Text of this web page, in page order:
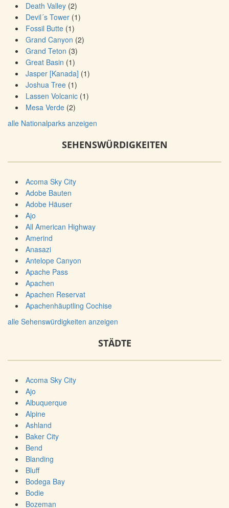
Death Valley (2)
Devil´s Tower (1)
Fossil Butte (1)
Grand Canyon (2)
Grand Teton (3)
Great Basin (1)
Jasper [Kanada] (1)
Joshua Tree (1)
Lassen Volcanic (1)
Mesa Verde (2)
alle Nationalparks anzeigen
SEHENSWÜRDIGKEITEN
Acoma Sky City
Adobe Bauten
Adobe Häuser
Ajo
All American Highway
Amerind
Anasazi
Antelope Canyon
Apache Pass
Apachen
Apachen Reservat
Apachenhäuptling Cochise
alle Sehenswürdigkeiten anzeigen
STÄDTE
Acoma Sky City
Ajo
Albuquerque
Alpine
Ashland
Baker City
Bend
Blanding
Bluff
Bodega Bay
Bodie
Bozeman